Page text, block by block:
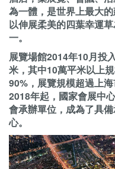
為一體，是世界上最大
以伸展柔美的四葉幸運
一。
展覽場館2014年10月投
米，其中10萬平米以上
90%，展覽規模超過上
2018年起，國家會展中
會承辦單位，成為了具
心。